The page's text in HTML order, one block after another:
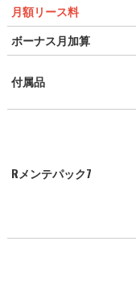
月額リース料
ボーナス月加算
付属品
Rメンテパック7